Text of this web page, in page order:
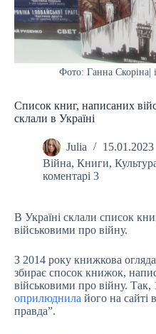
Фото: Ганна Скоріна|
Список книг, написаних
склали в Україні
Julia
15.01.2023
Війна, Книги,
коментарі 3
В Україні склали список
військовими про війну.
З 2014 року книжкова
збирає спосок книжок,
військовими про війну. Так,
оприлюднила його на сайті
правда”.